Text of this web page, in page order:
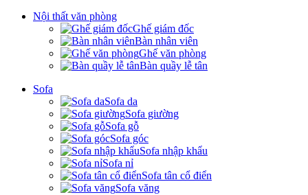
Nội thất văn phòng
Ghế giám đốc
Bàn nhân viên
Ghế văn phòng
Bàn quầy lễ tân
Sofa
Sofa da
Sofa giường
Sofa gỗ
Sofa góc
Sofa nhập khẩu
Sofa nỉ
Sofa tân cổ điển
Sofa văng